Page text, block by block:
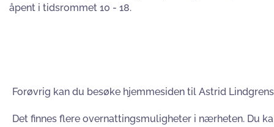
åpent i tidsrommet 10 - 18.
Forøvrig kan du besøke hjemmesiden til Astrid
Det finnes flere overnattingsmuligheter i nærheten. Du